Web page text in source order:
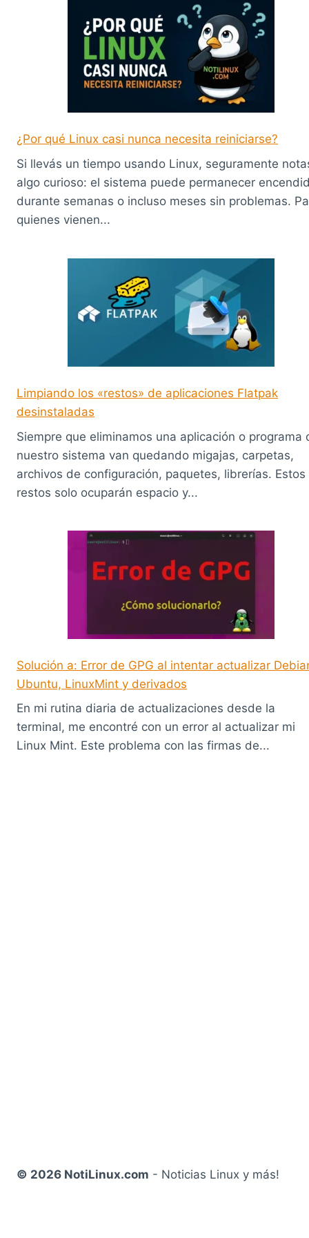
¿Por qué Linux casi nunca necesita reiniciarse?
Si llevás un tiempo usando Linux, seguramente
algo curioso: el sistema puede permanecer
durante semanas o incluso meses sin problemas.
quienes vienen...
Limpiando los «restos» de aplicaciones Flatpak
desinstaladas
Siempre que eliminamos una aplicación o programa
nuestro sistema van quedando migajas, carpetas,
archivos de configuración, paquetes, librerías. Estos
restos solo ocuparán espacio y...
Solución a: Error de GPG al intentar actualizar
Ubuntu, LinuxMint y derivados
En mi rutina diaria de actualizaciones desde la
terminal, me encontré con un error al actualizar mi
Linux Mint. Este problema con las firmas de...
© 2026 NotiLinux.com - Noticias Linux y más!